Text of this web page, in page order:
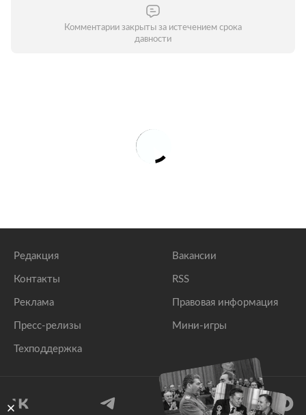
Комментарии закрыты за истечением срока
давности
Редакция
Контакты
Реклама
Пресс-релизы
Техподдержка
Вакансии
RSS
Правовая информация
Мини-игры